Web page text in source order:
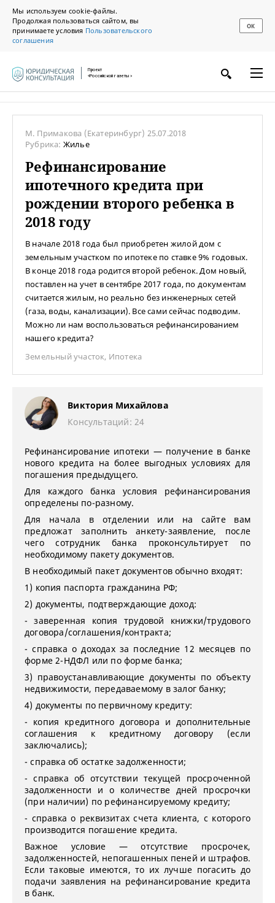
Мы используем cookie-файлы.
Продолжая пользоваться сайтом, вы
принимаете условия Пользовательского
соглашения
ОК
Проект
«Российской газеты»
М. Примакова (Екатеринбург) 25.07.2018
Рубрика: Жилье
Рефинансирование
ипотечного кредита при
рождении второго ребенка в
2018 году
В начале 2018 года был приобретен жилой дом с
земельным участком по ипотеке по ставке 9% годовых.
В конце 2018 года родится второй ребенок. Дом новый,
поставлен на учет в сентябре 2017 года, по документам
считается жилым, но реально без инженерных сетей
(газа, воды, канализации). Все сами сейчас подводим.
Можно ли нам воспользоваться рефинансированием
нашего кредита?
Земельный участок, Ипотека
Виктория Михайлова
Консультаций: 24
Рефинансирование ипотеки — получение в банке
нового кредита на более выгодных условиях для
погашения предыдущего.
Для каждого банка условия рефинансирования
определены по-разному.
Для начала в отделении или на сайте вам
предложат заполнить анкету-заявление, после
чего сотрудник банка проконсультирует по
необходимому пакету документов.
В необходимый пакет документов обычно входят:
1) копия паспорта гражданина РФ;
2) документы, подтверждающие доход:
- заверенная копия трудовой книжки/трудового
договора/соглашения/контракта;
- справка о доходах за последние 12 месяцев по
форме 2-НДФЛ или по форме банка;
3) правоустанавливающие документы по объекту
недвижимости, передаваемому в залог банку;
4) документы по первичному кредиту:
- копия кредитного договора и дополнительные
соглашения к кредитному договору (если
заключались);
- справка об остатке задолженности;
- справка об отсутствии текущей просроченной
задолженности и о количестве дней просрочки
(при наличии) по рефинансируемому кредиту;
- справка о реквизитах счета клиента, с которого
производится погашение кредита.
Важное условие — отсутствие просрочек,
задолженностей, непогашенных пеней и штрафов.
Если таковые имеются, то их лучше погасить до
подачи заявления на рефинансирование кредита
в банк.